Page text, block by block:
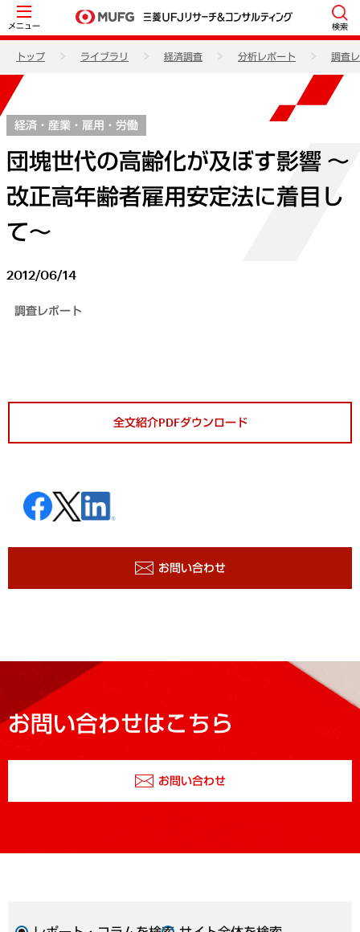
メニュー 検索
トップ ライブラリ 経済調査 分析レポート 調査
経済・産業・雇用・労働
団塊世代の高齢化が及ぼす影響 ～
改正高年齢者雇用安定法に着目し
て～
2012/06/14
調査レポート
全文紹介PDFダウンロード
お問い合わせ
お問い合わせはこちら
お問い合わせ